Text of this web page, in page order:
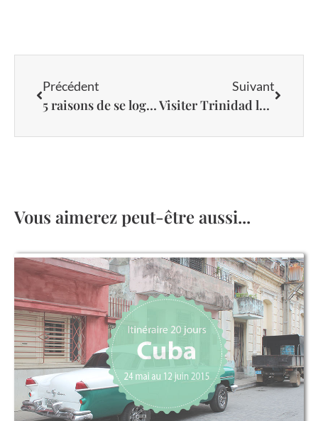
Précédent
5 raisons de se loger en casa particular à Cuba
Suivant
Visiter Trinidad la ville star des provinces du centre
Vous aimerez peut-être aussi...